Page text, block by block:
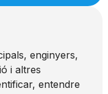
enginyers,
i altres
entendre